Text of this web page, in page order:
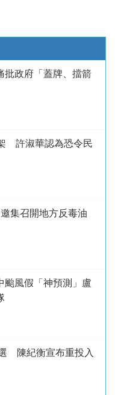
政府「蓋牌、擋箭
許淑華認為恐令民
集召開地方反毒油
風假「神預測」盧
陳紀衡宣布重投入